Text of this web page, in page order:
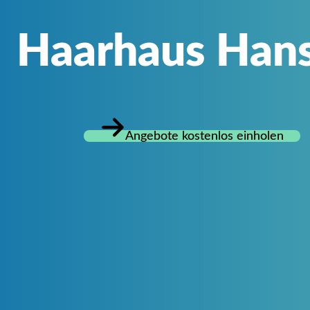
Haarhaus
Angebote kostenlos einholen